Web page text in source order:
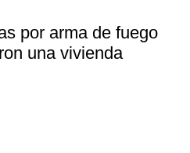
por arma de fuego
una vivienda